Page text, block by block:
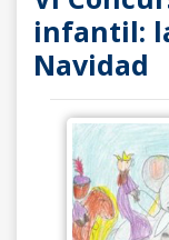
infantil:
Navidad